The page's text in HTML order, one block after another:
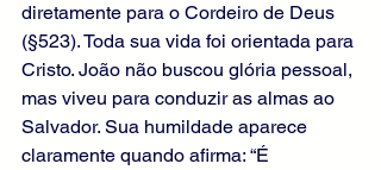
diretamente para o Cordeiro de Deus
(§523). Toda sua vida foi orientada para
Cristo. João não buscou glória pessoal,
mas viveu para conduzir as almas ao
Salvador. Sua humildade aparece
claramente quando afirma: “É